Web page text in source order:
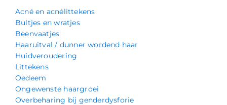
Acné en acnélittekens
Bultjes en wratjes
Beenvaatjes
Haaruitval / dunner wordend haar
Huidveroudering
Littekens
Oedeem
Ongewenste haargroei
Overbeharing bij genderdysforie